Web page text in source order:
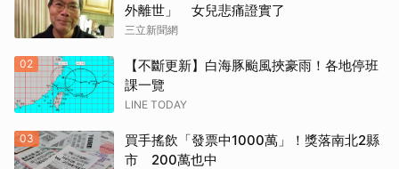
外離世」 女兒悲痛證實了
三立新聞網
02
【不斷更新】白海豚颱風挾豪雨！各地停班
課一覽
LINE TODAY
03
買手搖飲「發票中1000萬」！獎落南北2縣
市 200萬也中